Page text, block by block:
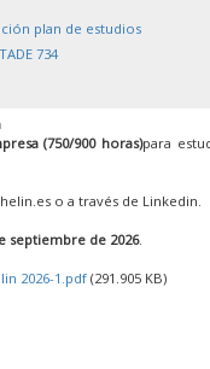
plan de estudios
734
(750/900 horas)para
o a través de Linkedin.
septiembre de 2026.
2026-1.pdf(291.905 KB)